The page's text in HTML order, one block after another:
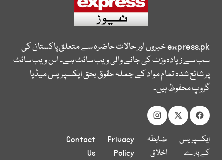
express.pkخبروں اور حالات حاضرہ سے متعلق پاکستان کی
سب سے زیادہ وزٹ کی جانے والی ویب سائٹ ہے۔ اس ویب سائٹ
پر شائع شدہ تمام مواد کے جملہ حقوق بحق ایکسپریس میڈیا
گروپ محفوظ ہیں۔
ایکسپریس
کے بارے
ضابطہ
اخلاق
Privacy
Policy
Contact
Us